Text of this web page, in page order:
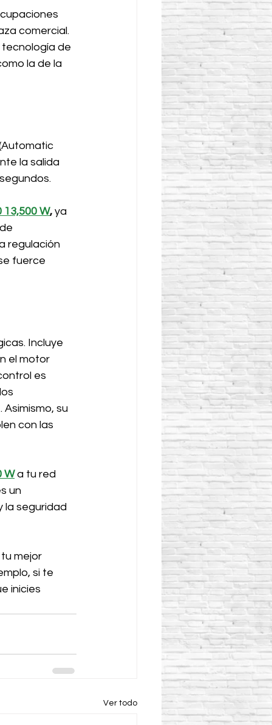
comercial.
de
la de la
la salida
13,500 W, ya
regulación
fuerce
Incluye
el motor
es
su
con las
W a tu red
un
la seguridad
mejor
si te
inicies
Ver todo